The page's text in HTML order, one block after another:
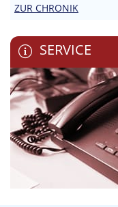
ZUR CHRONIK
SERVICE